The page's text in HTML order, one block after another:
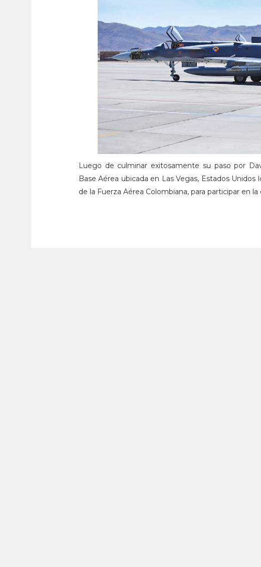
Luego de culminar exitosamente su paso por
Base Aérea ubicada en Las Vegas, Estados
de la Fuerza Aérea Colombiana, para participar en